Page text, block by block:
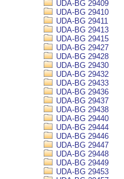
UDA-BG 29409
UDA-BG 29410
UDA-BG 29411
UDA-BG 29413
UDA-BG 29415
UDA-BG 29427
UDA-BG 29428
UDA-BG 29430
UDA-BG 29432
UDA-BG 29433
UDA-BG 29436
UDA-BG 29437
UDA-BG 29438
UDA-BG 29440
UDA-BG 29444
UDA-BG 29446
UDA-BG 29447
UDA-BG 29448
UDA-BG 29449
UDA-BG 29453